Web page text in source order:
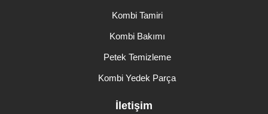
Kombi Tamiri
Kombi Bakımı
Petek Temizleme
Kombi Yedek Parça
İletişim